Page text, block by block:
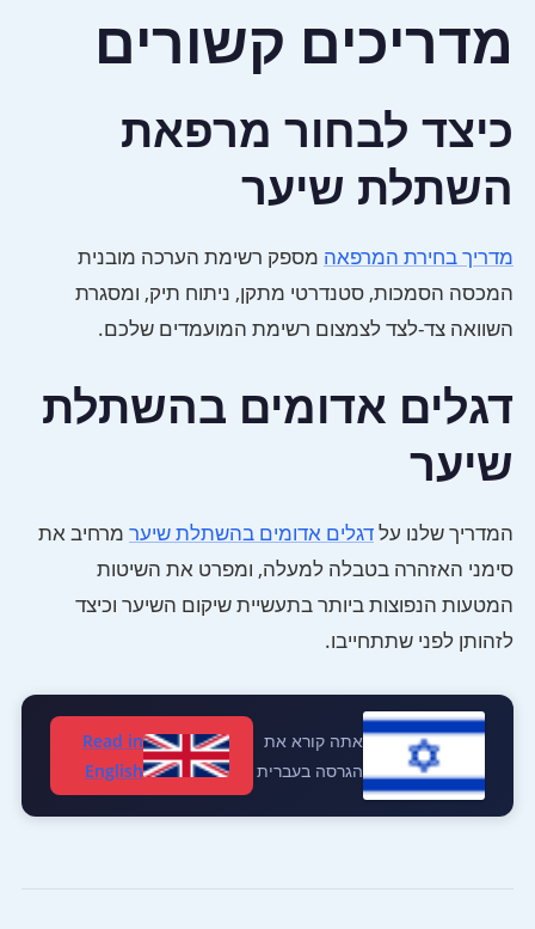
מדריכים קשורים
כיצד לבחור מרפאת
השתלת שיער
מדריך בחירת המרפאה מספק רשימת הערכה מובנית
המכסה הסמכות, סטנדרטי מתקן, ניתוח תיק, ומסגרת
השוואה צד-לצד לצמצום רשימת המועמדים שלכם.
דגלים אדומים בהשתלת
שיער
המדריך שלנו עלדגלים אדומים בהשתלת שיער מרחיב את
סימני האזהרה בטבלה למעלה, ומפרט את השיטות
המטעות הנפוצות ביותר בתעשיית שיקום השיער וכיצד
לזהותן לפני שתתחייבו.
אתה קורא את
הגרסה בעברית
Read in
English